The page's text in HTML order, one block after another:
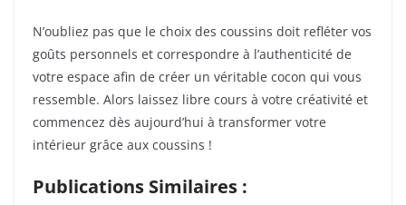
N’oubliez pas que le choix des coussins doit refléter vos
goûts personnels et correspondre à l’authenticité de
votre espace afin de créer un véritable cocon qui vous
ressemble. Alors laissez libre cours à votre créativité et
commencez dès aujourd’hui à transformer votre
intérieur grâce aux coussins !
Publications Similaires :